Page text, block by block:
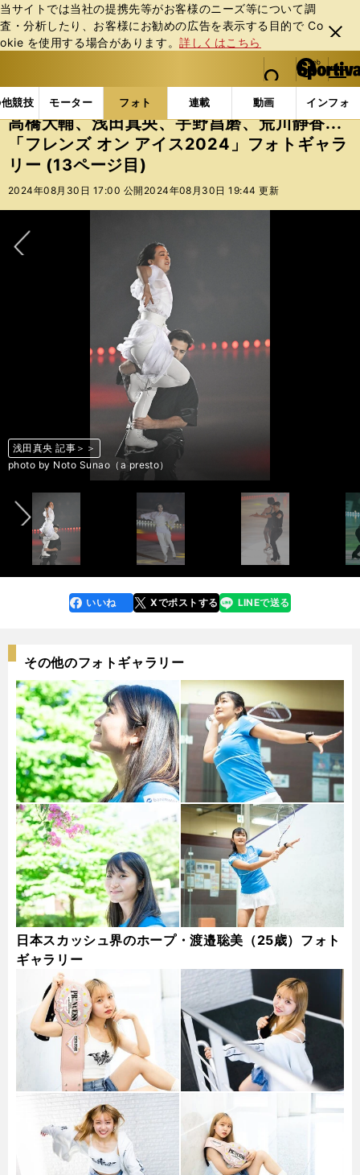
当サイトでは当社の提携先等がお客様のニーズ等について調
査・分析したり、お客様にお勧めの広告を表⽰する⽬的で Co
okie を使⽤する場合があります。詳しくはこちら
閉じ
る
web Sportiva (webスポルティーバ)
検索
マイペ
ー
ジ
メニュ
競技 モーター フォト 連載 動画 インフォ
b
ス
ポ
ル
テ
ー
バ
フォトギャラリー 高橋大輔、浅田真央、宇野昌磨、
高橋大輔、浅田真央、宇野昌磨、荒川静香...
「フレンズ オン アイス2024」フォトギャラ
リー (13ページ目)
2024年08月30日 17:00 公開 2024年08月30日 19:44 更新
高橋大輔 記事＞＞
photo by Noto Sunao（a presto）
浅田真央 記事＞＞
photo by Noto Sunao（a presto）
photo by Noto Sunao（a presto）
宇野昌磨 記事＞＞
photo by Noto Sunao（a presto）
宇野昌磨 記事＞＞
photo by Noto Sunao（a presto）
宇野昌磨 記事＞＞
photo by Noto Sunao（a presto）
宇野昌磨 記事＞＞
photo by Noto Sunao（a presto）
宇野昌磨 記事＞＞
photo by Noto Sunao（a presto）
高橋大輔 記事＞＞
photo by Noto Sunao（a presto）
高橋大輔 記事＞＞
photo by Noto Sunao（a presto）
高橋大輔 記事＞＞
photo by Noto Sunao（a presto）
浅田真央 記事＞＞
photo by Noto Sunao（a presto）
浅田真央 記事＞＞
photo by Noto Sunao（a presto）
浅田真央 記事＞＞
photo by Noto Sunao（a presto）
高橋大輔 記事＞＞
photo by Noto Sunao（a presto）
高橋大輔 記事＞＞
photo by Noto Sunao（a presto）
宇野昌磨 記事＞＞
photo by Noto Sunao（a presto）
宇野昌磨 記事＞＞
photo by Noto Sunao（a presto）
浅田真央 記事＞＞
photo by Noto Sunao（a presto）
浅田真央 記事＞＞
photo by Noto Sunao（a presto）
浅田真央 記事＞＞
photo by Noto Sunao（a presto）
photo by Noto Sunao（a presto）
宇野昌磨 記事＞＞
photo by Noto Sunao（a presto）
宇野昌磨 記事＞＞
photo by Noto Sunao（a presto）
浅田真央 記事＞＞
photo by Noto Sunao（a presto）
photo by Noto Sunao（a presto）
浅田真央 記事＞＞
photo by Noto Sunao（a presto）
浅田真央 記事＞＞
photo by Noto Sunao（a presto）
宇野昌磨 記事＞＞
photo by Noto Sunao（a presto）
高橋大輔 記事＞＞
photo by Noto Sunao（a presto）
photo by Noto Sunao（a presto）
前へ
faceboo
k
いいね Xでポストする
line LINEで送る
その他のフォトギャラリー
日本スカッシュ界のホープ・渡邉聡美（25歳）フォト
ギャラリー